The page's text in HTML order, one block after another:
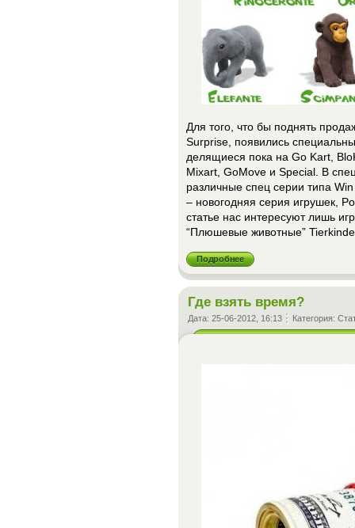
Для того, что бы поднять
Surprise, появились
делящиеся пока на Go Kart,
Mixart, GoMove и Special. В
различные спец серии типа
– новогодняя серия игрушек,
статье нас интересуют лишь
“Плюшевые животные”
Подробнее
Где взять время?
Дата: 25-06-2012, 16:13 Категория: